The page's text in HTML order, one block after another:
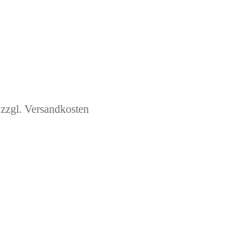
zzgl. Versandkosten